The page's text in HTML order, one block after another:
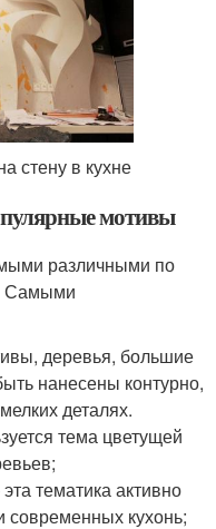
стену в кухне
мотивы
различными по
Самыми
деревья, большие
нанесены контурно,
деталях.
тема цветущей
тематика активно
современных кухонь;